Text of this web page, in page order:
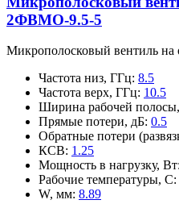
2ФВМO-9.5-5
Микрополосковый вентиль
Частота низ, ГГц: 8.5
Частота верх, ГГц: 10.5
Ширина рабочей
Прямые потери, дБ: 0.5
Обратные потери
КСВ: 1.25
Мощность в нагрузку, Вт:
Рабочие температуры, С:
W, мм: 8.89